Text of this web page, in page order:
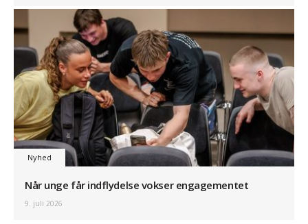
Nyhed
Når unge får indflydelse vokser engagementet
9. juli 2026